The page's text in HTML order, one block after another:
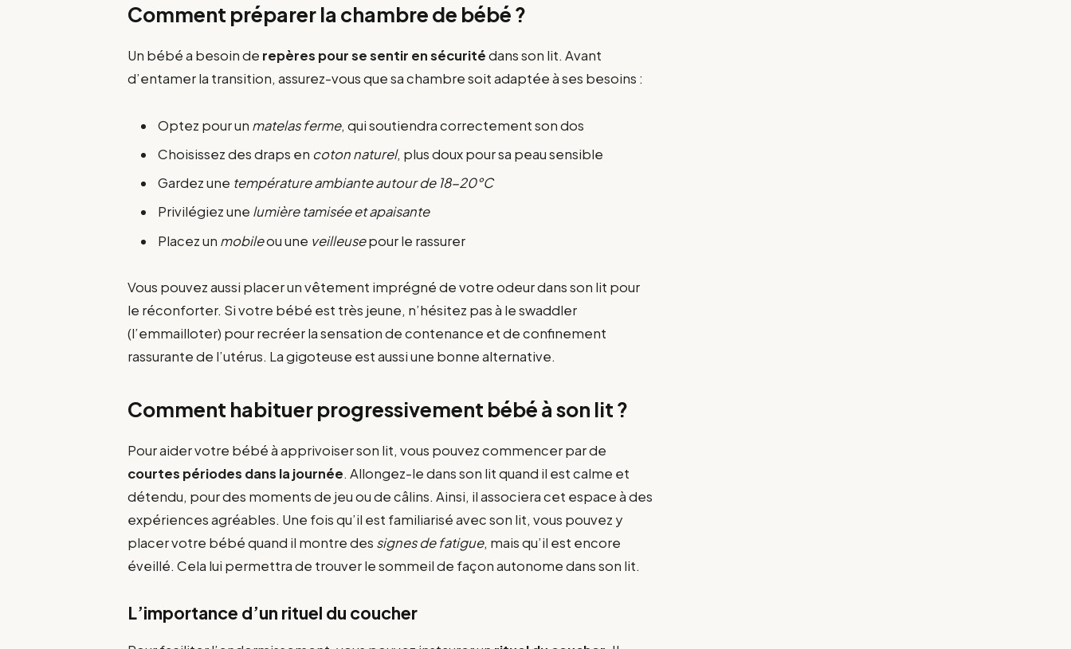
Comment préparer la chambre de bébé ?
Un bébé a besoin de repères pour se sentir en sécuritédans son lit. Avant
d’entamer la transition, assurez-vous que sa chambre soit adaptée à ses besoins :
Optez pour un matelas ferme, qui soutiendra correctement son dos
Choisissez des draps en coton naturel, plus doux pour sa peau sensible
Gardez une température ambiante autour de 18-20°C
Privilégiez une lumière tamisée et apaisante
Placez un mobileou une veilleusepour le rassurer
Vous pouvez aussi placer un vêtement imprégné de votre odeur dans son lit pour
le réconforter. Si votre bébé est très jeune, n’hésitez pas à le swaddler
(l’emmailloter) pour recréer la sensation de contenance et de confinement
rassurante de l’utérus. La gigoteuse est aussi une bonne alternative.
Comment habituer progressivement bébé à son lit ?
Pour aider votre bébé à apprivoiser son lit, vous pouvez commencer par de
courtes périodes dans la journée. Allongez-le dans son lit quand il est calme et
détendu, pour des moments de jeu ou de câlins. Ainsi, il associera cet espace à des
expériences agréables. Une fois qu’il est familiarisé avec son lit, vous pouvez y
placer votre bébé quand il montre des signes de fatigue, mais qu’il est encore
éveillé. Cela lui permettra de trouver le sommeil de façon autonome dans son lit.
L’importance d’un rituel du coucher